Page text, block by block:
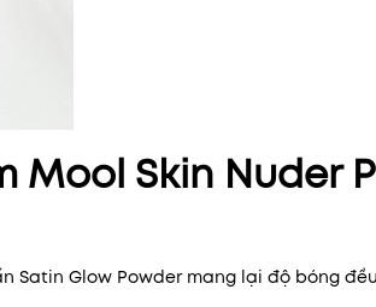
Mool Skin Nuder
Satin Glow Powder mang lại độ bóng